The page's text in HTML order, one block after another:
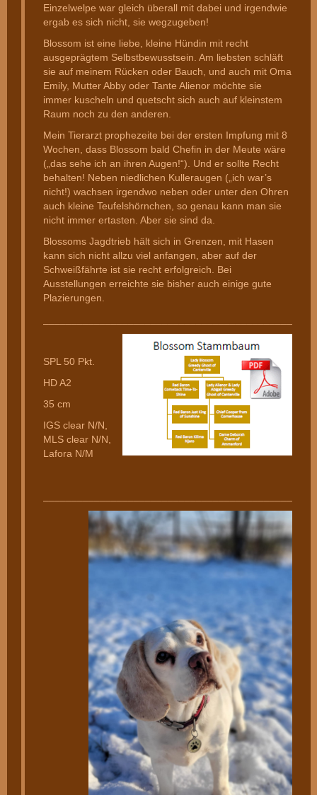
Einzelwelpe war gleich überall mit dabei und irgendwie
ergab es sich nicht, sie wegzugeben!
Blossom ist eine liebe, kleine Hündin mit recht
ausgeprägtem Selbstbewusstsein. Am liebsten schläft
sie auf meinem Rücken oder Bauch, und auch mit Oma
Emily, Mutter Abby oder Tante Alienor möchte sie
immer kuscheln und quetscht sich auch auf kleinstem
Raum noch zu den anderen.
Mein Tierarzt prophezeite bei der ersten Impfung mit 8
Wochen, dass Blossom bald Chefin in der Meute wäre
(„das sehe ich an ihren Augen!“). Und er sollte Recht
behalten! Neben niedlichen Kulleraugen („ich war’s
nicht!) wachsen irgendwo neben oder unter den Ohren
auch kleine Teufelshörnchen, so genau kann man sie
nicht immer ertasten. Aber sie sind da.
Blossoms Jagdtrieb hält sich in Grenzen, mit Hasen
kann sich nicht allzu viel anfangen, aber auf der
Schweißfährte ist sie recht erfolgreich. Bei
Ausstellungen erreichte sie bisher auch einige gute
Plazierungen.
SPL 50 Pkt.
HD A2
35 cm
IGS clear N/N,
MLS clear N/N,
Lafora N/M